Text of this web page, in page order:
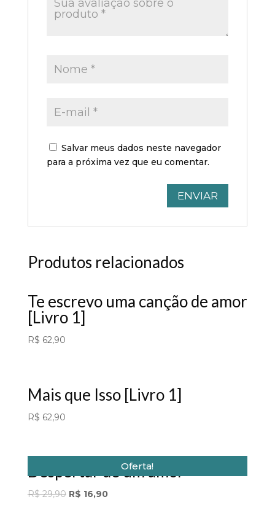
Salvar meus dados neste navegador
para a próxima vez que eu comentar.
Produtos relacionados
Te escrevo uma canção de amor
[Livro 1]
R$ 62,90
Mais que Isso [Livro 1]
R$ 62,90
Oferta!
Despertar de um amor
R$29,90 Original
R$ 16,90Current